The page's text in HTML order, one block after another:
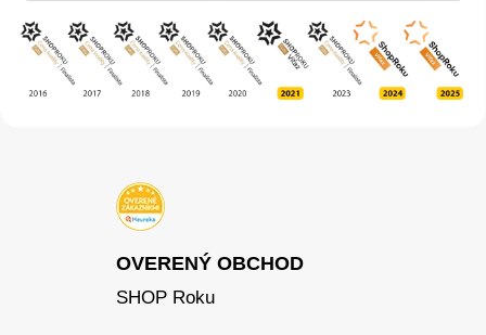
OVERENÝ OBCHOD
SHOP Roku